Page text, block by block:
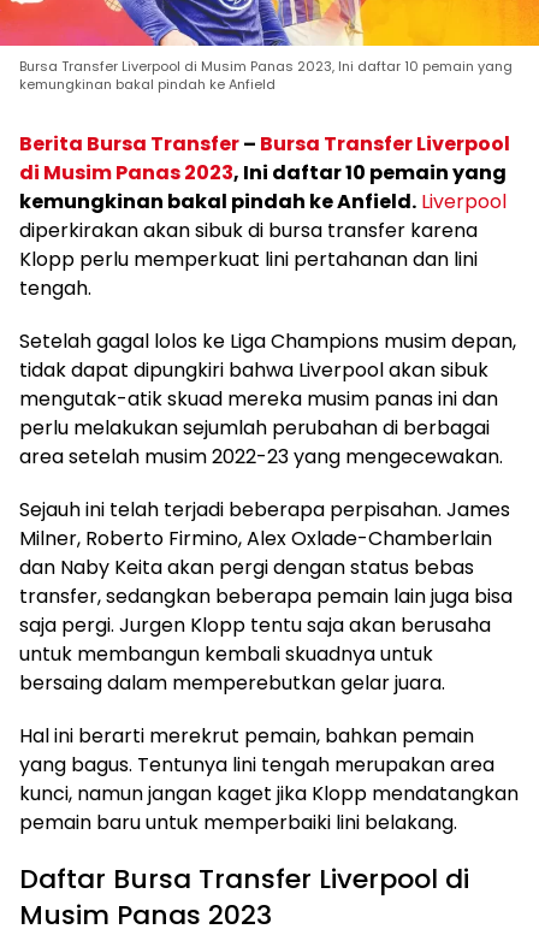
Bursa Transfer Liverpool di Musim Panas 2023, Ini daftar 10 pemain yang
kemungkinan bakal pindah ke Anfield
Berita Bursa Transfer– Bursa Transfer Liverpool
di Musim Panas 2023, Ini daftar 10 pemain yang
kemungkinan bakal pindah ke Anfield. Liverpool
diperkirakan akan sibuk di bursa transfer karena
Klopp perlu memperkuat lini pertahanan dan lini
tengah.
Setelah gagal lolos ke Liga Champions musim depan,
tidak dapat dipungkiri bahwa Liverpool akan sibuk
mengutak-atik skuad mereka musim panas ini dan
perlu melakukan sejumlah perubahan di berbagai
area setelah musim 2022-23 yang mengecewakan.
Sejauh ini telah terjadi beberapa perpisahan. James
Milner, Roberto Firmino, Alex Oxlade-Chamberlain
dan Naby Keita akan pergi dengan status bebas
transfer, sedangkan beberapa pemain lain juga bisa
saja pergi. Jurgen Klopp tentu saja akan berusaha
untuk membangun kembali skuadnya untuk
bersaing dalam memperebutkan gelar juara.
Hal ini berarti merekrut pemain, bahkan pemain
yang bagus. Tentunya lini tengah merupakan area
kunci, namun jangan kaget jika Klopp mendatangkan
pemain baru untuk memperbaiki lini belakang.
Daftar Bursa Transfer Liverpool di
Musim Panas 2023